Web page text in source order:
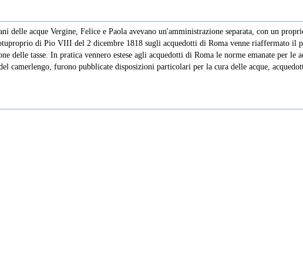
delle acque Vergine, Felice e Paola avevano un'amministrazione separata, con un
di Pio VIII del 2 dicembre 1818 sugli acquedotti di Roma venne riaffermato
delle tasse. In pratica vennero estese agli acquedotti di Roma le norme emanate per
camerlengo, furono pubblicate disposizioni particolari per la cura delle acque,